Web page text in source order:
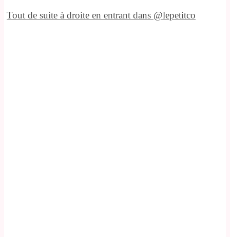
Tout de suite à droite en entrant dans @lepetitco